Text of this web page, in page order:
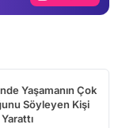
Yaşamanın Çok
Söyleyen Kişi